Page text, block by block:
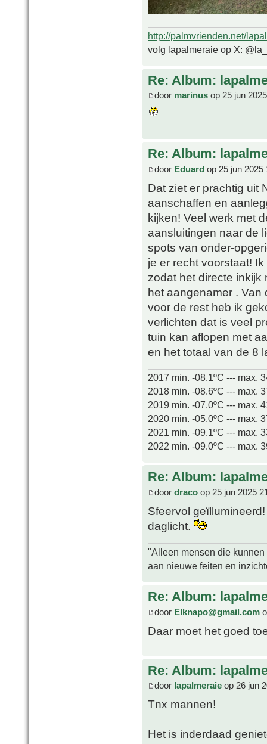
http://palmvrienden.net/
volg lapalmeraie op X:
Re: Album:
door marinus op 25 jun
Re: Album:
door Eduard op 25 jun 2025
Dat ziet er prachtig uit
aanschaffen en
kijken! Veel werk met
aansluitingen naar de
spots van onder-
je er recht voorstaat!
zodat het directe
het aangenamer . Van
voor de rest heb ik
verlichten dat is veel
tuin kan aflopen met
en het totaal van de 8
2017 min. -08.1ºC --- max.
2018 min. -08.6ºC --- max.
2019 min. -07.0ºC --- max.
2020 min. -05.0ºC --- max.
2021 min. -09.1ºC --- max.
2022 min. -09.0ºC --- max.
Re: Album:
door draco op 25 jun 2025
Sfeervol
daglicht.
"Alleen mensen die
aan nieuwe feiten en
Re: Album:
door Elknapo@gmail.com
Daar moet het goed
Re: Album:
door lapalmeraie op 26 jun
Tnx mannen!
Het is inderdaad